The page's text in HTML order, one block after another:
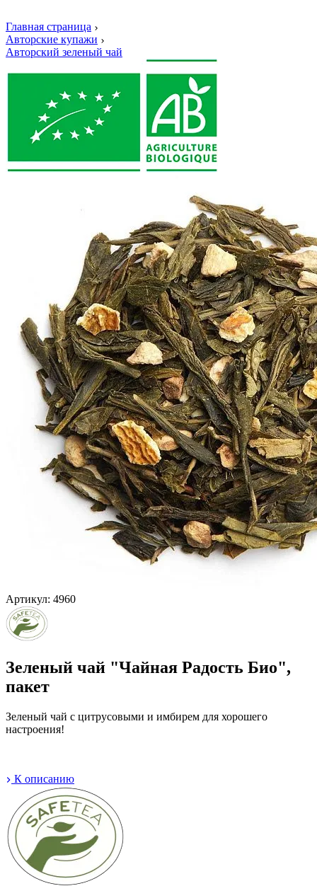
Главная страница
Авторские купажи
Авторский зеленый чай
Артикул: 4960
Зеленый чай "Чайная Радость Био",
пакет
Зеленый чай с цитрусовыми и имбирем для хорошего
настроения!
К описанию